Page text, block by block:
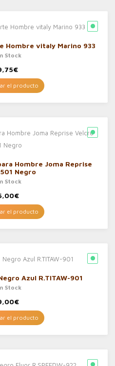
Hombre vitaly Marino 933
Stock
€
el producto
Hombre Joma Reprise
Negro
Stock
€
el producto
Azul R.TITAW-901
Stock
€
el producto